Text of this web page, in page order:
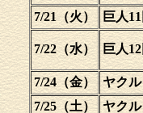
7/21（火） 巨人
7/22（水） 巨人
7/24（金） ヤク
7/25（土） ヤク